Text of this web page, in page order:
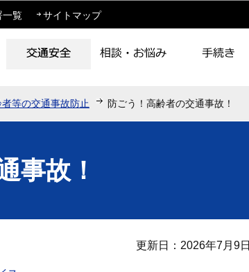
このページの本文へ移動
一覧 サイトマップ
等の交通事故防止 防ごう！高齢者の交通事故！
事故！
更新日：2026年7月9日